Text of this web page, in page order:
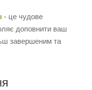
- це чудове
доповнити ваш
завершеним та